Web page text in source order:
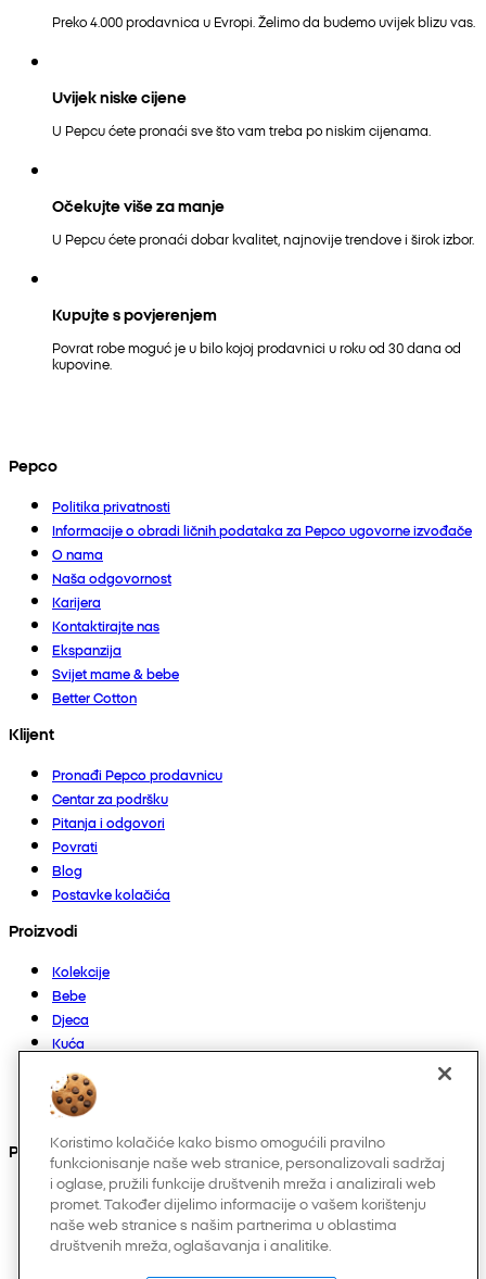
Preko 4.000 prodavnica u Evropi. Želimo da budemo uvijek blizu vas.
Uvijek niske cijene
U Pepcu ćete pronaći sve što vam treba po niskim cijenama.
Očekujte više za manje
U Pepcu ćete pronaći dobar kvalitet, najnovije trendove i širok izbor.
Kupujte s povjerenjem
Povrat robe moguć je u bilo kojoj prodavnici u roku od 30 dana od
kupovine.
Pepco
Politika privatnosti
Informacije o obradi ličnih podataka za Pepco ugovorne izvođače
O nama
Naša odgovornost
Karijera
Kontaktirajte nas
Ekspanzija
Svijet mame & bebe
Better Cotton
Klijent
Pronađi Pepco prodavnicu
Centar za podršku
Pitanja i odgovori
Povrati
Blog
Postavke kolačića
Proizvodi
Kolekcije
Bebe
Djeca
Kuća
Muškarci
Ostalo
Pronađite nas na
Koristimo kolačiće kako bismo omogućili pravilno
funkcionisanje naše web stranice, personalizovali sadržaj
i oglase, pružili funkcije društvenih mreža i analizirali web
promet. Također dijelimo informacije o vašem korištenju
naše web stranice s našim partnerima u oblastima
društvenih mreža, oglašavanja i analitike.